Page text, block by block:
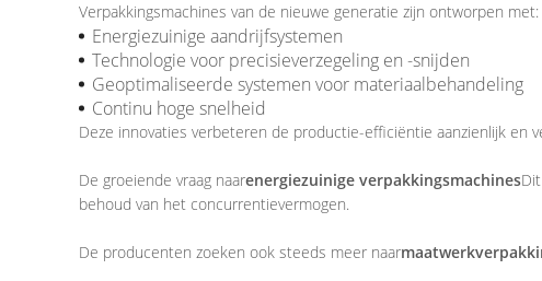
Verpakkingsmachines van de nieuwe generatie zijn ontworpen met:
Energiezuinige aandrijfsystemen
Technologie voor precisieverzegeling en -snijden
Geoptimaliseerde systemen voor materiaalbehandeling
Continu hoge snelheid
Deze innovaties verbeteren de productie-efficiëntie aanzienlijk en
De groeiende vraag naarenergiezuinige verpakkingsmachines
behoud van het concurrentievermogen.
De producenten zoeken ook steeds meer naar